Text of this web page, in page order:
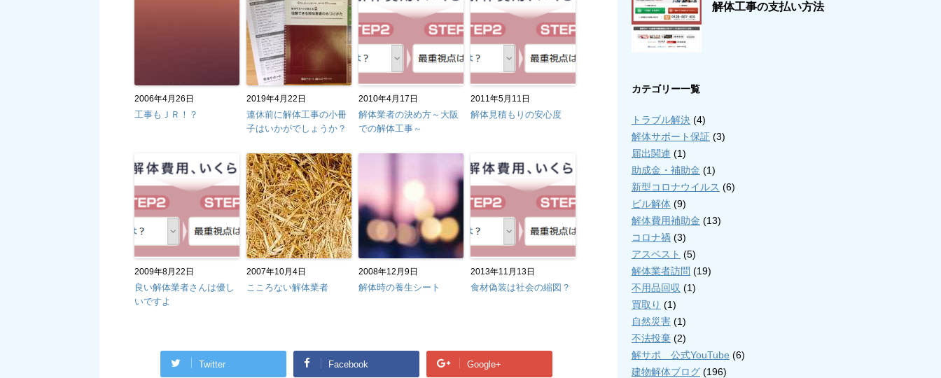
2006年4月26日
工事もＪＲ！？
2019年4月22日
連休前に解体工事の小冊
子はいかがでしょうか？
2010年4月17日
解体業者の決め方～大阪
での解体工事～
2011年5月11日
解体見積もりの安心度
2009年8月22日
良い解体業者さんは優し
いですよ
2007年10月4日
こころない解体業者
2008年12月9日
解体時の養生シート
2013年11月13日
食材偽装は社会の縮図？
Twitter Facebook Google+
解体工事の支払い方法
カテゴリー一覧
トラブル解決 (4)
解体サポート保証 (3)
届出関連 (1)
助成金・補助金 (1)
新型コロナウイルス (6)
ビル解体 (9)
解体費用補助金 (13)
コロナ禍 (3)
アスベスト (5)
解体業者訪問 (19)
不用品回収 (1)
買取り (1)
自然災害 (1)
不法投棄 (2)
解サポ 公式YouTube (6)
建物解体ブログ (196)